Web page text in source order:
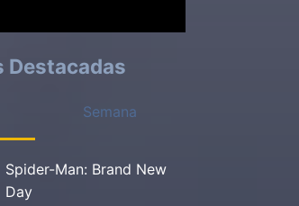
Destacadas
Semana
Spider-Man: Brand New
Day